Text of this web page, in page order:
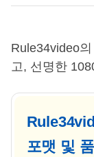
Rule34video
고, 선명한
포맷 및